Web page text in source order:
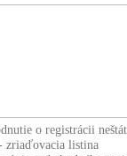
o registrácii
zriaďovacia listina